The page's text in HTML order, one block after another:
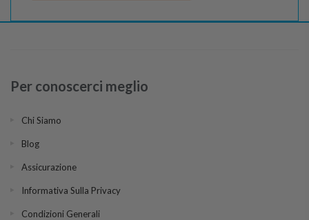
Per conoscerci meglio
Chi Siamo
Blog
Assicurazione
Informativa Sulla Privacy
Condizioni Generali